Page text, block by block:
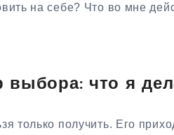
на себе? Что во мне
выбора: что я
только получить. Его